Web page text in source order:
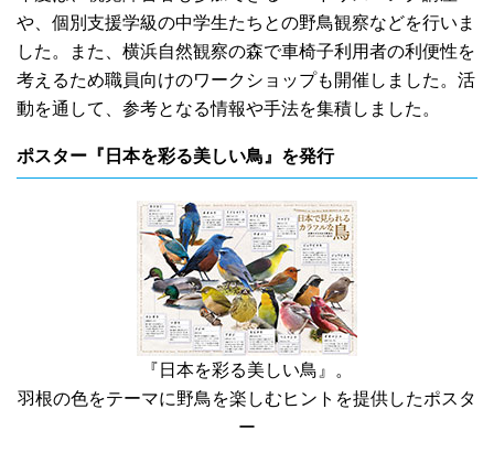
や、個別支援学級の中学生たちとの野鳥観察などを行いま
した。また、横浜自然観察の森で車椅子利用者の利便性を
考えるため職員向けのワークショップも開催しました。活
動を通して、参考となる情報や手法を集積しました。
ポスター『日本を彩る美しい鳥』を発行
『日本を彩る美しい鳥』。
羽根の色をテーマに野鳥を楽しむヒントを提供したポスタ
ー